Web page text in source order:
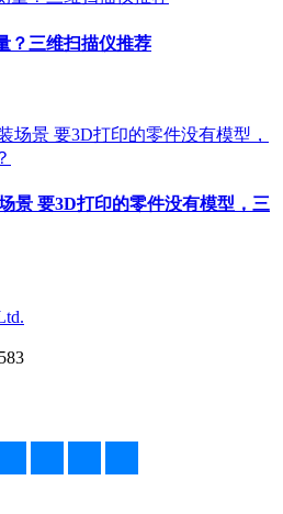
？三维扫描仪推荐
景 要3D打印的零件没有模型，三